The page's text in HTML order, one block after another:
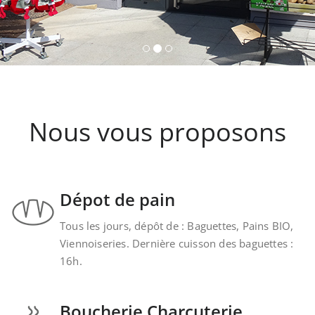
Nous vous proposons
Dépot de pain
Tous les jours, dépôt de : Baguettes, Pains BIO,
Viennoiseries. Dernière cuisson des baguettes :
16h.